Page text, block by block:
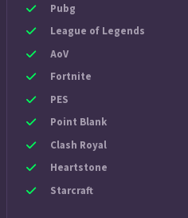
Pubg
League of Legends
AoV
Fortnite
PES
Point Blank
Clash Royal
Heartstone
Starcraft